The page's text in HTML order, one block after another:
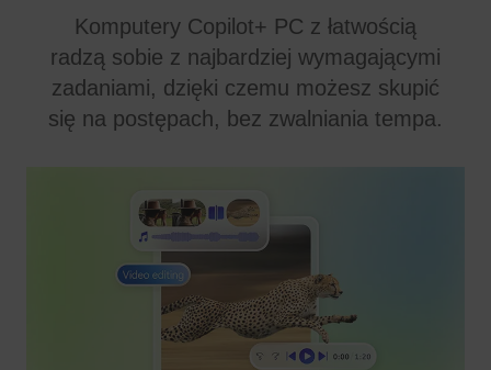
Komputery Copilot+ PC z łatwością
radzą sobie z najbardziej wymagającymi
zadaniami, dzięki czemu możesz skupić
się na postępach, bez zwalniania tempa.